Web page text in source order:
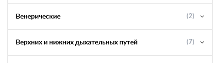
Венерические (2)
Верхних и нижних дыхательных путей (7)